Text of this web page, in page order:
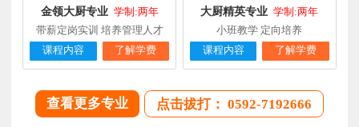
金领大厨专业 学制:两年
带薪定岗实训 培养管理人才
课程内容
了解学费
大厨精英专业 学制:两年
小班教学 定向培养
课程内容
了解学费
查看更多专业 点击拔打： 0592-7192666